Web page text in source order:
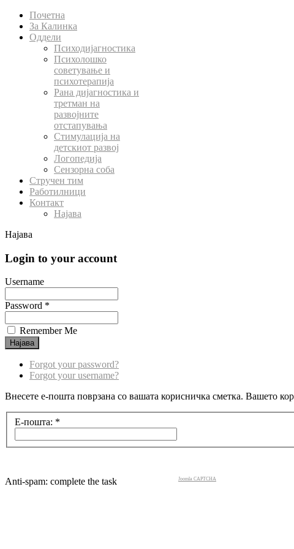
Почетна
За Калинка
Оддели
Психодијагностика
Психолошко
советување и
психотерапија
Рана дијагностика и
третман на
развојните
отстапувања
Стимулација на
детскиот развој
Логопедија
Сензорна соба
Стручен тим
Работилници
Контакт
Најава
Најава
Login to your account
Username
Password *
Remember Me
Forgot your password?
Forgot your username?
Внесете е-пошта поврзана со вашата корисничка сметка. Вашето
Е-пошта: *
Anti-spam: complete the task Joomla CAPTCHA